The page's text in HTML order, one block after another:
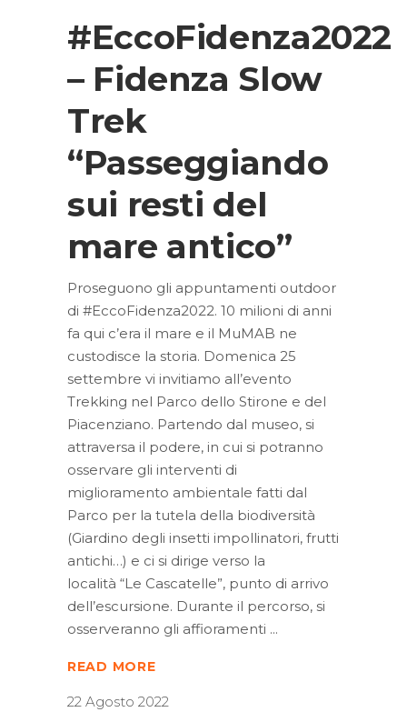
#EccoFidenza2022
– Fidenza Slow
Trek
“Passeggiando
sui resti del
mare antico”
Proseguono gli appuntamenti outdoor
di #EccoFidenza2022. 10 milioni di anni
fa qui c’era il mare e il MuMAB ne
custodisce la storia. Domenica 25
settembre vi invitiamo all’evento
Trekking nel Parco dello Stirone e del
Piacenziano. Partendo dal museo, si
attraversa il podere, in cui si potranno
osservare gli interventi di
miglioramento ambientale fatti dal
Parco per la tutela della biodiversità
(Giardino degli insetti impollinatori, frutti
antichi…) e ci si dirige verso la
località “Le Cascatelle”, punto di arrivo
dell’escursione. Durante il percorso, si
osserveranno gli affioramenti
READ MORE
22 Agosto 2022